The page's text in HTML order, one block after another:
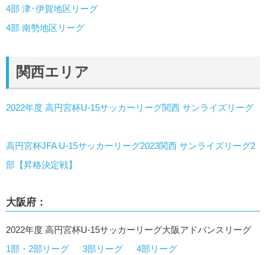
4部 津･伊賀地区リーグ
4部 南勢地区リーグ
関西エリア
2022年度 高円宮杯U-15サッカーリーグ関西 サンライズリーグ
高円宮杯JFA U-15サッカーリーグ2023関西 サンライズリーグ2
部【昇格決定戦】
大阪府：
2022年度 高円宮杯U-15サッカーリーグ大阪アドバンスリーグ
1部・2部リーグ
3部リーグ 4部リーグ